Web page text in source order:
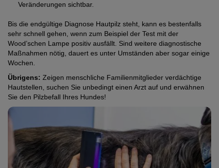
Veränderungen sichtbar.
Bis die endgültige Diagnose Hautpilz steht, kann es bestenfalls
sehr schnell gehen, wenn zum Beispiel der Test mit der
Wood’schen Lampe positiv ausfällt. Sind weitere diagnostische
Maßnahmen nötig, dauert es unter Umständen aber sogar einige
Wochen.
Übrigens: Zeigen menschliche Familienmitglieder verdächtige
Hautstellen, suchen Sie unbedingt einen Arzt auf und erwähnen
Sie den Pilzbefall Ihres Hundes!